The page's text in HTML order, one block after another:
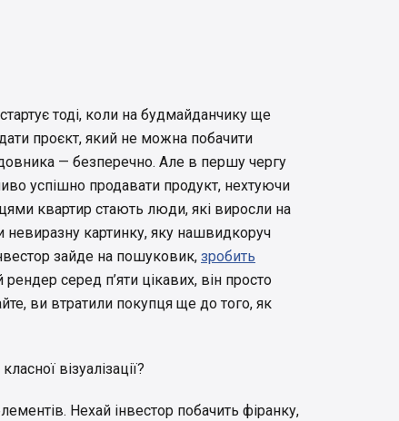
тоді, коли на будмайданчику ще
проєкт, який не можна побачити
— безперечно. Але в першу чергу
успішно продавати продукт, нехтуючи
квартир стають люди, які виросли на
невиразну картинку, яку нашвидкоруч
зайде на пошуковик, зробить
серед п’яти цікавих, він просто
ви втратили покупця ще до того, як
візуалізації?
Нехай інвестор побачить фіранку,